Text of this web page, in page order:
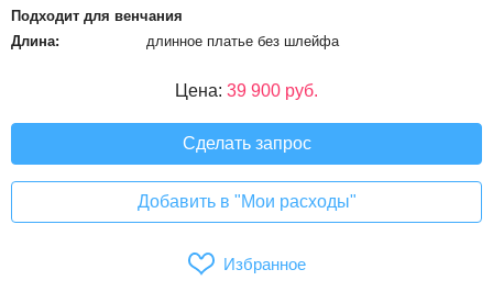
Подходит для венчания
Длина:
длинное платье без шлейфа
Цена: 39 900 руб.
Сделать запрос
Добавить в "Мои расходы"
Избранное